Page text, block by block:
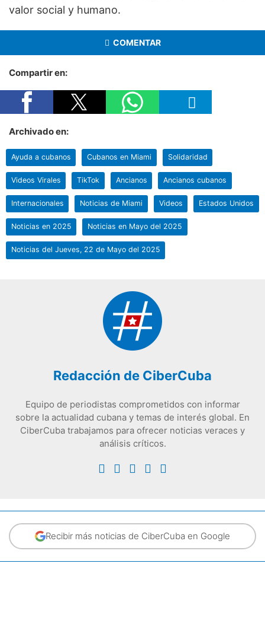
valor social y humano.
COMENTAR
Compartir en:
Archivado en:
Ayuda a cubanos Cubanos en Miami Solidaridad
Videos Virales TikTok Ancianos Ancianos cubanos
Internacionales Noticias de Miami Videos Estados Unidos
Noticias en 2025 Noticias en Mayo del 2025
Noticias del Jueves, 22 de Mayo del 2025
Redacción de CiberCuba
Equipo de periodistas comprometidos con informar
sobre la actualidad cubana y temas de interés global. En
CiberCuba trabajamos para ofrecer noticias veraces y
análisis críticos.
Recibir más noticias de CiberCuba en Google